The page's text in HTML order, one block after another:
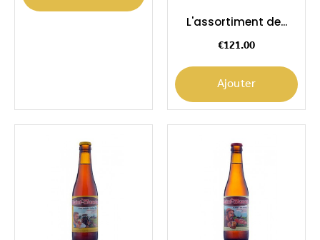
L'assortiment de...
€121.00
Ajouter